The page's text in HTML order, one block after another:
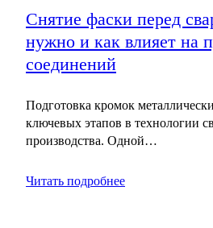
Снятие фаски перед
нужно и как влияет на
соединений
Подготовка кромок
ключевых этапов в технологии
производства. Одной…
Читать подробнее